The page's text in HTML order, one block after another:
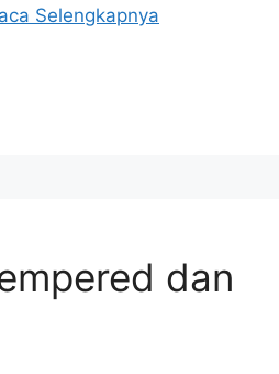
Selengkapnya
dan